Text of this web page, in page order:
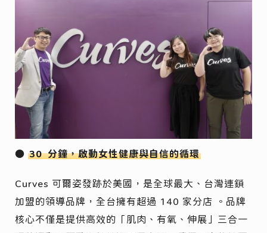
●30 分鐘，啟動女性健康與自信的循環
Curves 可爾姿發跡於美國，是全球最大、台灣連鎖
加盟的領導品牌，全台擁有超過 140 家分店 。品牌
核心不僅是提供高效的「肌肉、有氧、伸展」三合一